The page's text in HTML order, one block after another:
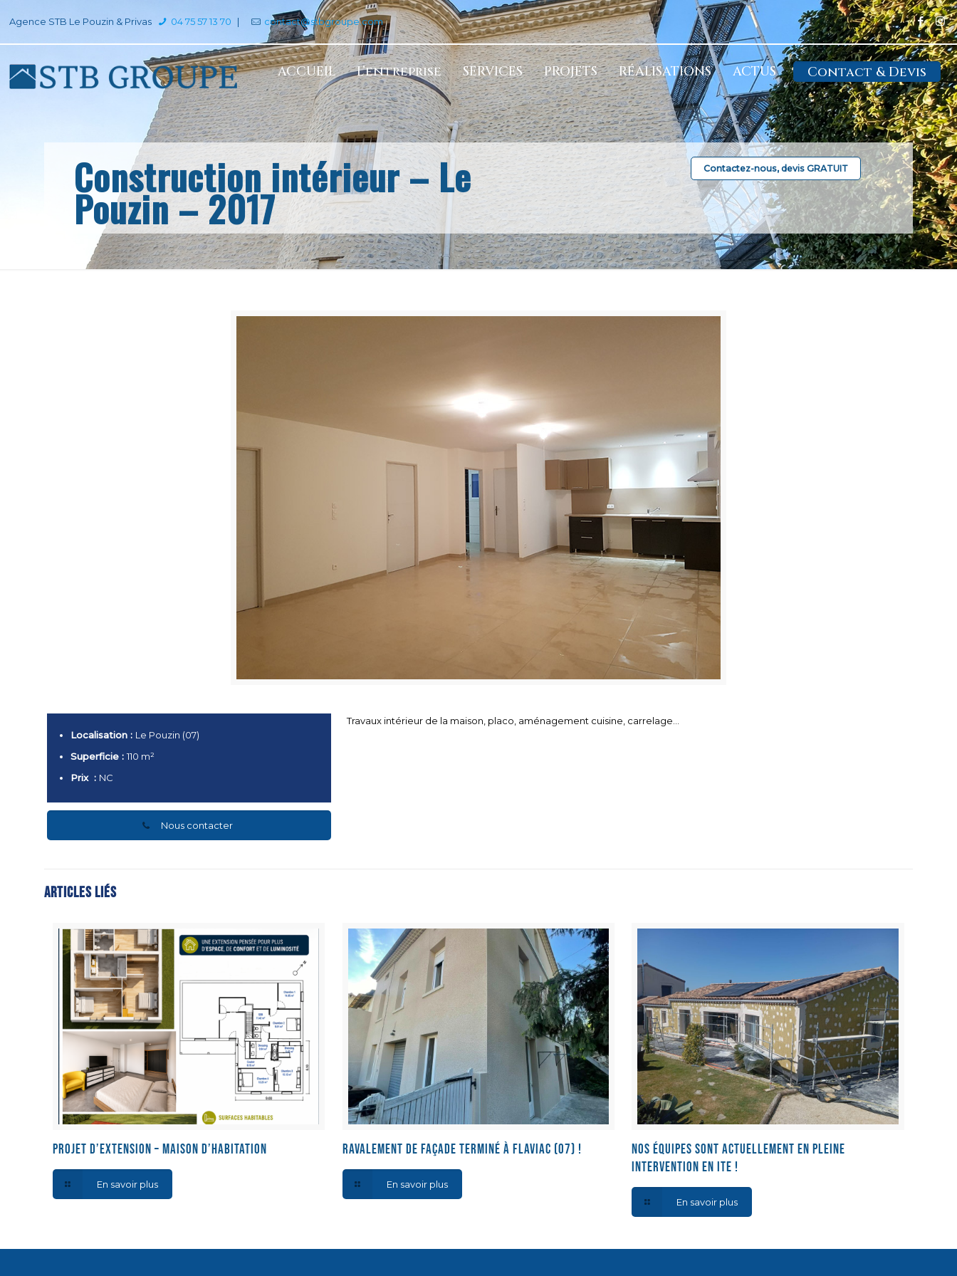
Agence STB Le Pouzin & Privas 04 75 57 13 70 | contact@stbgroupe.com
ACCUEIL L’entreprise SERVICES PROJETS RÉALISATIONS ACTUS Contact & Devis
Construction intérieur – Le
Pouzin – 2017
Contactez-nous, devis GRATUIT
Localisation : Le Pouzin (07)
Superficie :110 m²
Prix : NC
Nous contacter
Travaux intérieur de la maison, placo, aménagement cuisine, carrelage…
Articles liés
Projet d’extension – Maison d’habitation
En savoir plus
Ravalement de façade terminé à Flaviac (07) !
En savoir plus
Nos équipes sont actuellement en pleine
intervention en ITE !
En savoir plus